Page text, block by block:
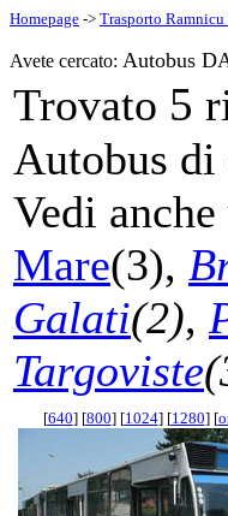
Homepage -> Trasporto Ramnicu
Avete cercato: Autobus
Trovato 5
Autobus
Vedi
Mare(3),
Galati(2),
Targoviste
[640] [800] [1024] [1280] [